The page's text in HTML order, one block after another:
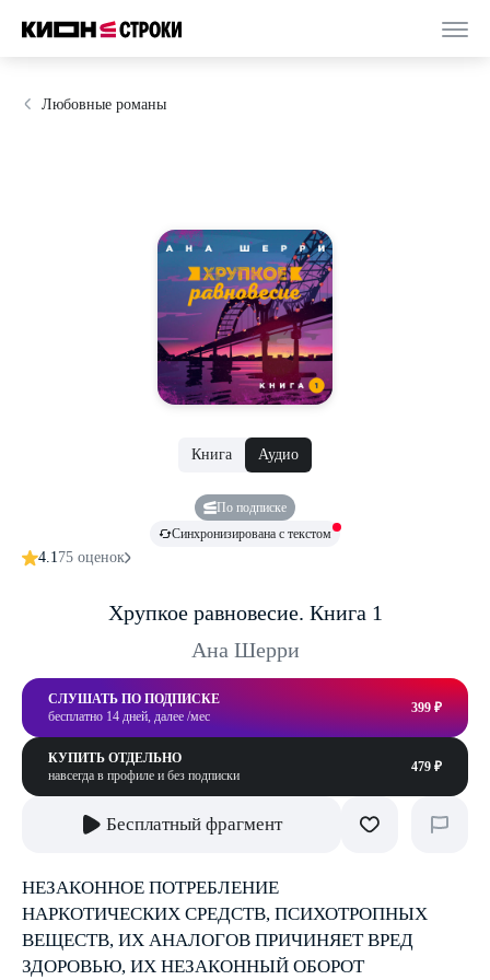
Любовные романы
Книга Аудио
По подписке
Синхронизирована с текстом
4.175 оценок
Хрупкое равновесие. Книга 1
Ана Шерри
СЛУШАТЬ ПО ПОДПИСКЕ
бесплатно 14 дней, далее /мес
399 ₽
КУПИТЬ ОТДЕЛЬНО
навсегда в профиле и без подписки
479 ₽
Бесплатный фрагмент
НЕЗАКОННОЕ ПОТРЕБЛЕНИЕ
НАРКОТИЧЕСКИХ СРЕДСТВ, ПСИХОТРОПНЫХ
ВЕЩЕСТВ, ИХ АНАЛОГОВ ПРИЧИНЯЕТ ВРЕД
ЗДОРОВЬЮ, ИХ НЕЗАКОННЫЙ ОБОРОТ